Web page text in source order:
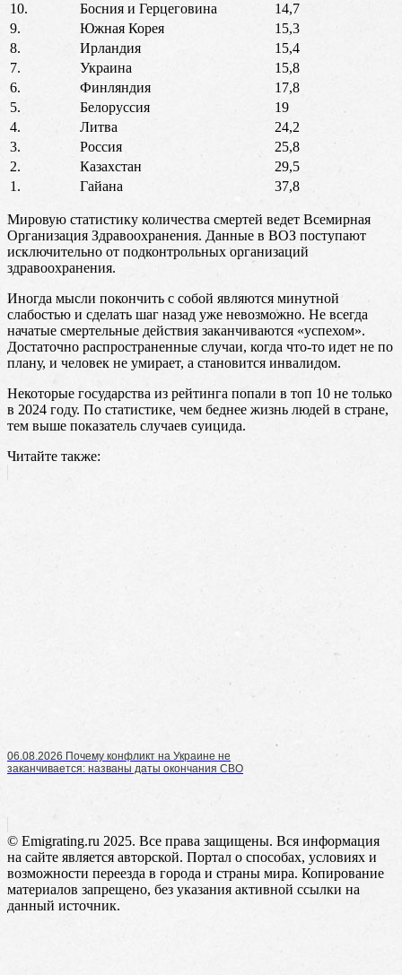
10.
Босния и Герцеговина
14,7
9.
Южная Корея
15,3
8.
Ирландия
15,4
7.
Украина
15,8
6.
Финляндия
17,8
5.
Белоруссия
19
4.
Литва
24,2
3.
Россия
25,8
2.
Казахстан
29,5
1.
Гайана 37,8
Мировую статистику количества смертей ведет Всемирная
Организация Здравоохранения. Данные в ВОЗ поступают
исключительно от подконтрольных организаций
здравоохранения.
Иногда мысли покончить с собой являются минутной
слабостью и сделать шаг назад уже невозможно. Не всегда
начатые смертельные действия заканчиваются «успехом».
Достаточно распространенные случаи, когда что-то идет не по
плану, и человек не умирает, а становится инвалидом.
Некоторые государства из рейтинга попали в топ 10 не только
в 2024 году. По статистике, чем беднее жизнь людей в стране,
тем выше показатель случаев суицида.
Читайте также:
06.08.2026 Почему конфликт на Украине не
заканчивается: названы даты окончания СВО
© Emigrating.ru 2025. Все права защищены. Вся информация
на сайте является авторской. Портал о способах, условиях и
возможности переезда в города и страны мира. Копирование
материалов запрещено, без указания активной ссылки на
данный источник.